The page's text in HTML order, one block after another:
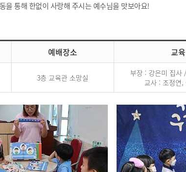
을 통해 한없이 사랑해 주시는 예수님을 맛보아요!
예배장소 교
3층 교육관 소망실
부장 : 강은미 집사
교사 : 조정연